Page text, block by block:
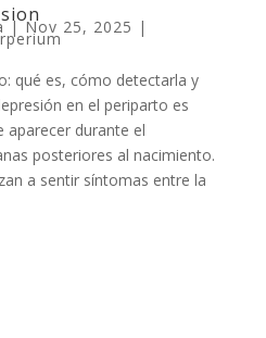
|Nov 25, 2025 |
qué es, cómo detectarla y
en el periparto es
aparecer durante el
posteriores al nacimiento.
a sentir síntomas entre la